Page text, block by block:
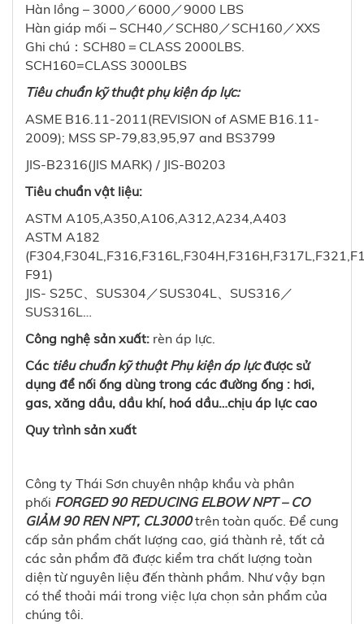
Hàn lồng – 3000／6000／9000 LBS
Hàn giáp mối – SCH40／SCH80／SCH160／XXS
Ghi chú：SCH80＝CLASS 2000LBS.
SCH160=CLASS 3000LBS
Tiêu chuẩn kỹ thuật phụ kiện áp lực:
ASME B16.11-2011(REVISION of ASME B16.11-
2009); MSS SP-79,83,95,97 and BS3799
JIS-B2316(JIS MARK) / JIS-B0203
Tiêu chuẩn vật liệu:
ASTM A105,A350,A106,A312,A234,A403
ASTM A182
F91)
JIS- S25C、SUS304／SUS304L、SUS316／
SUS316L…
Công nghệ sản xuất: rèn áp lực.
Các tiêu chuẩn kỹ thuật Phụ kiện áp lựcđược sử
dụng để nối ống dùng trong các đường ống : hơi,
gas, xăng dầu, dầu khí, hoá dầu…chịu áp lực cao
Quy trình sản xuất
Công ty Thái Sơn chuyên nhập khẩu và phân
phối FORGED 90 REDUCING ELBOW NPT – CO
GIẢM 90 REN NPT, CL3000 trên toàn quốc. Để cung
cấp sản phẩm chất lượng cao, giá thành rẻ, tất cả
các sản phẩm đã được kiểm tra chất lượng toàn
diện từ nguyên liệu đến thành phầm. Như vậy bạn
có thể thoải mái trong việc lựa chọn sản phẩm của
chúng tôi.